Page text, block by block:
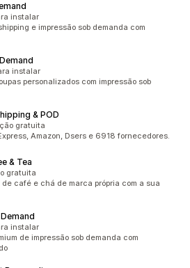
instalar
e impressão sob demanda com
instalar
personalizados com impressão sob
& POD
gratuita
Amazon, Dsers e 6918 fornecedores.
& Tea
gratuita
de café e chá de marca própria com a sua
instalar
de impressão sob demanda com